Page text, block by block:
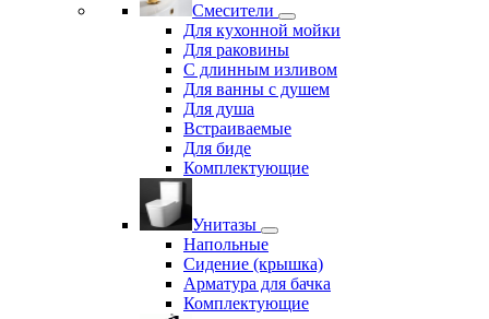
Смесители
Для кухонной мойки
Для раковины
С длинным изливом
Для ванны с душем
Для душа
Встраиваемые
Для биде
Комплектующие
Унитазы
Напольные
Сидение (крышка)
Арматура для бачка
Комплектующие